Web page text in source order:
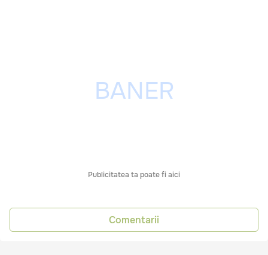
Publicitatea ta poate fi aici
Comentarii